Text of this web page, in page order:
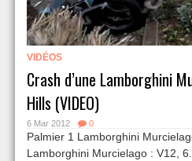
VIDÉOS
Crash d’une Lamborghini
Hills (VIDEO)
6 Mar 2012 0
Palmier 1 Lamborghini
Lamborghini Murcielago : V12,